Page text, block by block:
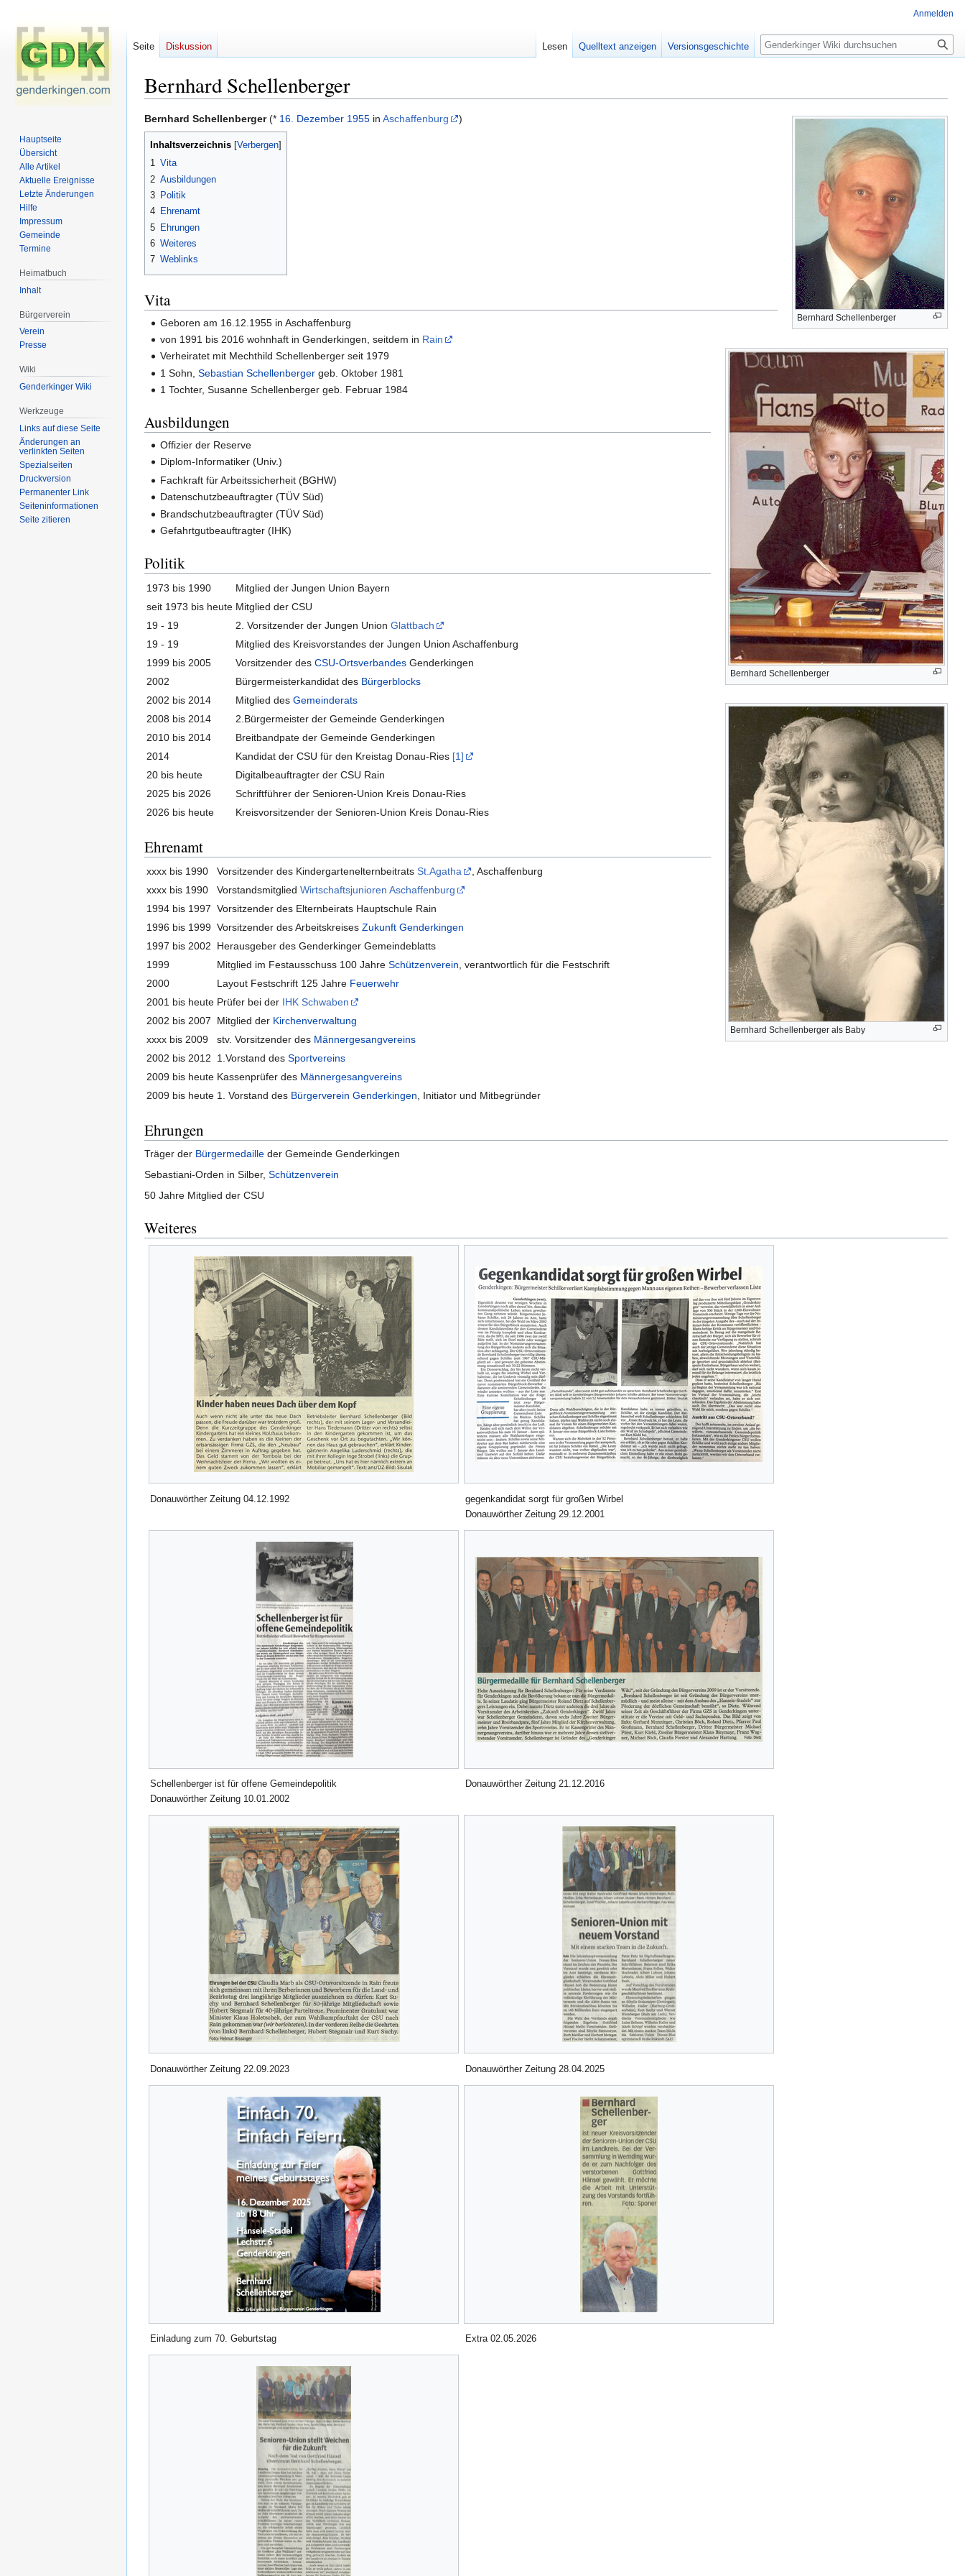
Bernhard Schellenberger
Zur
Navigation
springen
Zur
Suche
springen
Bernhard Schellenberger
Bernhard Schellenberger
Bernhard Schellenberger als Baby
Bernhard Schellenberger(* 16. Dezember 1955 in Aschaffenburg )
Inhaltsverzeichnis
1 Vita
2 Ausbildungen
3 Politik
4 Ehrenamt
5 Ehrungen
6 Weiteres
7 Weblinks
Vita
Geboren am 16.12.1955 in Aschaffenburg
von 1991 bis 2016 wohnhaft in Genderkingen, seitdem in Rain
Verheiratet mit Mechthild Schellenberger seit 1979
1 Sohn,Sebastian Schellenberger geb. Oktober 1981
1 Tochter, Susanne Schellenberger geb. Februar 1984
Ausbildungen
Offizier der Reserve
Diplom-Informatiker (Univ.)
Fachkraft für Arbeitssicherheit (BGHW)
Datenschutzbeauftragter (TÜV Süd)
Brandschutzbeauftragter (TÜV Süd)
Gefahrtgutbeauftragter (IHK)
Politik
1973 bis 1990
Mitglied der Jungen Union Bayern
seit 1973 bis heute Mitglied der CSU
19 - 19
2. Vorsitzender der Jungen Union Glattbach
19 - 19
Mitglied des Kreisvorstandes der Jungen Union Aschaffenburg
1999 bis 2005
Vorsitzender des CSU-Ortsverbandes Genderkingen
2002
Bürgermeisterkandidat des Bürgerblocks
2002 bis 2014
Mitglied des Gemeinderats
2008 bis 2014
2.Bürgermeister der Gemeinde Genderkingen
2010 bis 2014
Breitbandpate der Gemeinde Genderkingen
2014
Kandidat der CSU für den Kreistag Donau-Ries [1]
20 bis heute
Digitalbeauftragter der CSU Rain
2025 bis 2026
Schriftführer der Senioren-Union Kreis Donau-Ries
2026 bis heute
Kreisvorsitzender der Senioren-Union Kreis Donau-Ries
Ehrenamt
xxxx bis 1990 Vorsitzender des Kindergartenelternbeitrats St.Agatha
, Aschaffenburg
xxxx bis 1990
Vorstandsmitglied Wirtschaftsjunioren Aschaffenburg
1994 bis 1997 Vorsitzender des Elternbeirats Hauptschule Rain
1996 bis 1999 Vorsitzender des Arbeitskreises Zukunft Genderkingen
1997 bis 2002
Herausgeber des Genderkinger Gemeindeblatts
1999
Mitglied im Festausschuss 100 Jahre Schützenverein , verantwortlich für die Festschrift
2000
Layout Festschrift 125 Jahre Feuerwehr
2001 bis heute Prüfer bei der IHK Schwaben
2002 bis 2007
Mitglied der Kirchenverwaltung
xxxx bis 2009
stv. Vorsitzender des Männergesangvereins
2002 bis 2012
1.Vorstand des Sportvereins
2009 bis heute Kassenprüfer des Männergesangvereins
2009 bis heute 1. Vorstand des Bürgerverein Genderkingen , Initiator und Mitbegründer
Ehrungen
Träger der Bürgermedaille der Gemeinde Genderkingen
Sebastiani-Orden in Silber, Schützenverein
50 Jahre Mitglied der CSU
Weiteres
Donauwörther Zeitung 04.12.1992
gegenkandidat sorgt für großen Wirbel
Donauwörther Zeitung 29.12.2001
Schellenberger ist für offene Gemeindepolitik
Donauwörther Zeitung 10.01.2002
Donauwörther Zeitung 21.12.2016
Donauwörther Zeitung 22.09.2023 Donauwörther Zeitung 28.04.2025
Einladung zum 70. Geburtstag Extra 02.05.2026
Anmelden
Seite Diskussion Lesen Quelltext anzeigen Versionsgeschichte
Hauptseite
Übersicht
Alle Artikel
Aktuelle Ereignisse
Letzte Änderungen
Hilfe
Impressum
Gemeinde
Termine
Heimatbuch
Inhalt
Bürgerverein
Verein
Presse
Wiki
Genderkinger Wiki
Werkzeuge
Links auf diese Seite
Änderungen an
verlinkten Seiten
Spezialseiten
Druckversion
Permanenter Link
Seiten­­informationen
Seite zitieren